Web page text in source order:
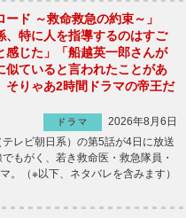
ード ～救命救急の約束～」
、特に人を指導するのはすご
感じた」「船越英一郎さんが
似ていると言われたことがあ
そりゃあ2時間ドラマの帝王だ
ドラマ
2026年8月6日
レビ朝日系）の第5話が4日に放送
もがく、若き救命医・救急隊員・
。（※以下、ネタバレを含みます）